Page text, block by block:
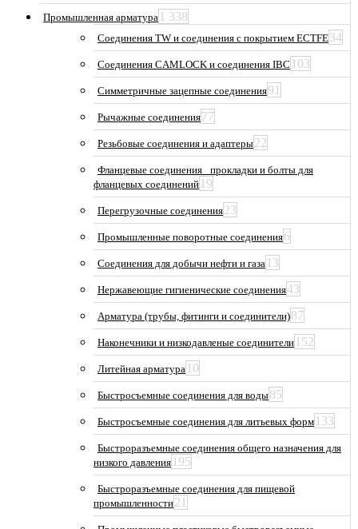
Промышленная арматура 1 338
Соединения TW и соединения с покрытием ECTFE34
Соединения CAMLOCK и соединения IBC 103
Симметричные зацепные соединения91
Рычажные соединения77
Резьбовые соединения и адаптеры22
Фланцевые соединения_ прокладки и болты для
фланцевых соединений 19
Перегрузочные соединения23
Промышленные поворотные соединения6
Соединения для добычи нефти и газа 13
Нержавеющие гигиенические соединения43
Арматура (трубы, фитинги и соединители)87
Наконечники и низкодавленые соединители 152
Литейная арматура 10
Быстросъемные соединения для воды85
Быстросъемные соединения для литьевых форм 133
Быстроразъемные соединения общего назначения для
низкого давления 195
Быстроразъемные соединения для пищевой
промышленности21